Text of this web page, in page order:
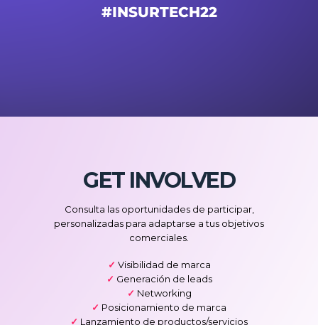
#INSURTECH22
GET INVOLVED
Consulta las oportunidades de participar,
personalizadas para adaptarse a tus objetivos
comerciales.
✓ Visibilidad de marca
✓ Generación de leads
✓ Networking
✓ Posicionamiento de marca
✓ Lanzamiento de productos/servicios